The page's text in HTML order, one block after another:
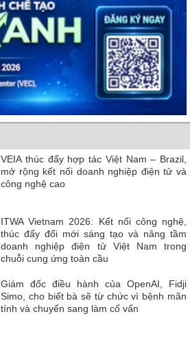
VEIA thúc đẩy hợp tác Việt Nam – Brazil,
mở rộng kết nối doanh nghiệp điện tử và
công nghệ cao
ITWA Vietnam 2026: Kết nối công nghệ,
thúc đẩy đổi mới sáng tạo và nâng tầm
doanh nghiệp điện tử Việt Nam trong
chuỗi cung ứng toàn cầu
Giám đốc điều hành của OpenAI, Fidji
Simo, cho biết bà sẽ từ chức vì bệnh mãn
tính và chuyển sang làm cố vấn